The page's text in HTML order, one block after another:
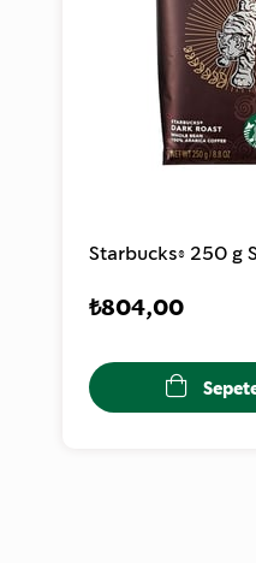
Starbucks® 250 g
₺804,00